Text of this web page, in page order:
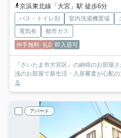
京浜東北線「大宮」駅 徒歩6分
バス・トイレ別 室内洗濯機置場
電気有
都市ガス
仲手無料 礼0 即入居可
『さいたま市大宮区』の納得のお部屋
浅のお部屋で新生活・入居審査が心配
る
アパート